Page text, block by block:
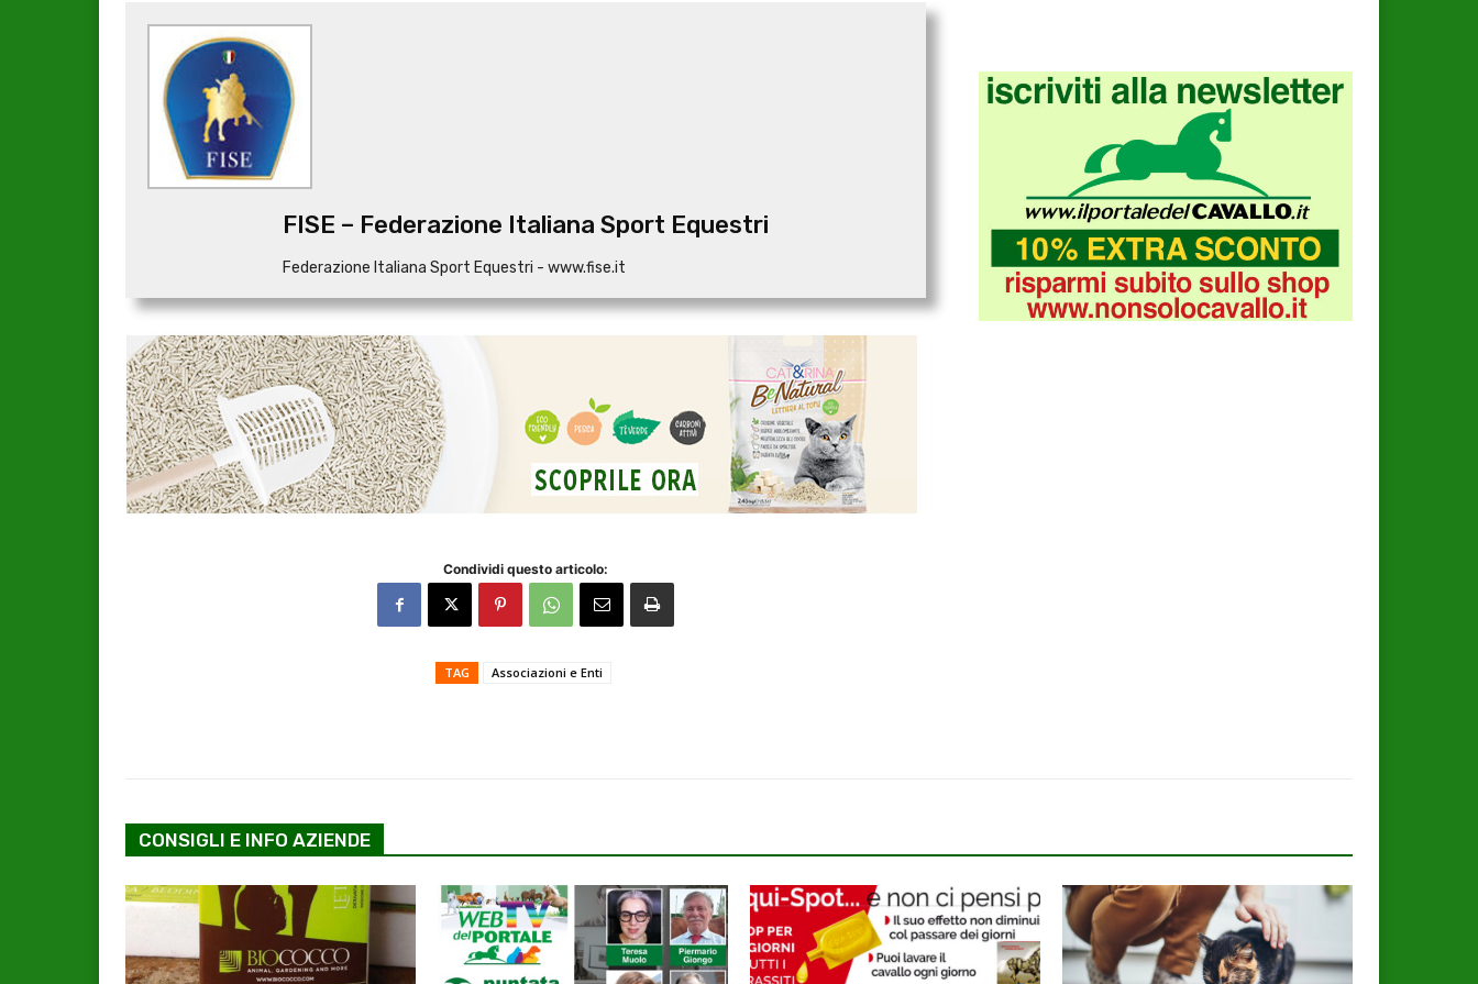
FISE – Federazione Italiana Sport Equestri
Federazione Italiana Sport Equestri - www.fise.it
Condividi questo articolo:
TAG Associazioni e Enti
CONSIGLI E INFO AZIENDE